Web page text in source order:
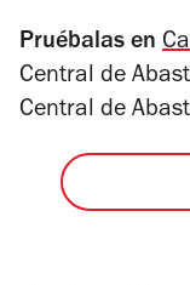
Pruébalas en
Central de
Central de